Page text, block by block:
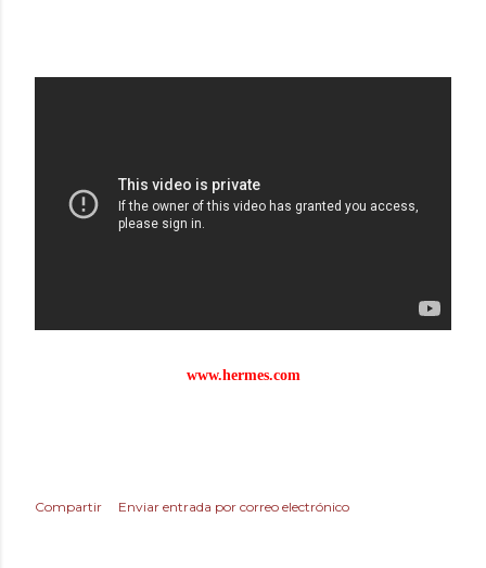
www.hermes.com
Compartir Enviar entrada por correo electrónico